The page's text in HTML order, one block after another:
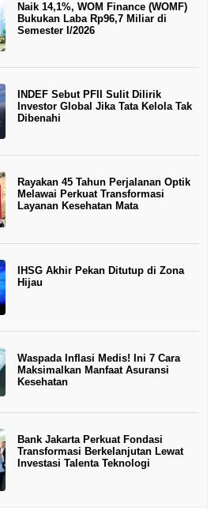
Naik 14,1%, WOM Finance (WOMF)
Bukukan Laba Rp96,7 Miliar di
Semester I/2026
INDEF Sebut PFII Sulit Dilirik
Investor Global Jika Tata Kelola Tak
Dibenahi
Rayakan 45 Tahun Perjalanan Optik
Melawai Perkuat Transformasi
Layanan Kesehatan Mata
IHSG Akhir Pekan Ditutup di Zona
Hijau
Waspada Inflasi Medis! Ini 7 Cara
Maksimalkan Manfaat Asuransi
Kesehatan
Bank Jakarta Perkuat Fondasi
Transformasi Berkelanjutan Lewat
Investasi Talenta Teknologi